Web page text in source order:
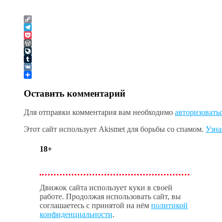
Copy
Link
Telegram
Pocket
WordPress
LiveJournal
Tumblr
VK
Оставить комментарий
Для отправки комментария вам необходимо
Этот сайт использует Akismet для борьбы со спамом.
18+
Движок сайта использует куки в своей
работе. Продолжая использовать сайт, вы
соглашаетесь с принятой на нём политикой
конфиденциальности.